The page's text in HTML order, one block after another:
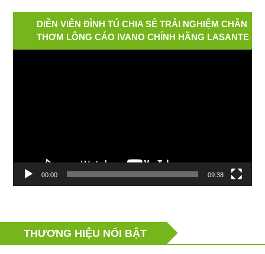
DIỄN VIÊN ĐÌNH TÚ CHIA SẺ TRẢI NGHIỆM CHĂN
THƠM LÔNG CÁO IVANO CHÍNH HÃNG LASANTE
00:00 09:38
THƯƠNG HIỆU NỔI BẬT